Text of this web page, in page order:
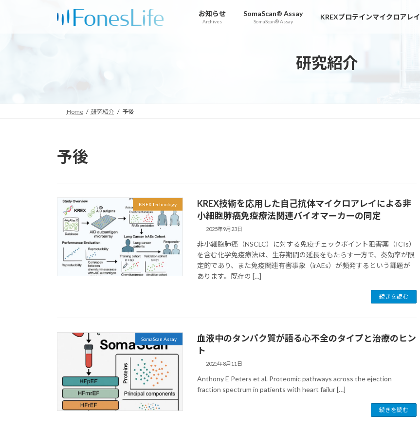
お知らせ
Archives
SomaScan® Assay
SomaScan® Assay
KREXプロテインマイクロアレイ
研究紹介
Home 研究紹介 予後
予後
KREX Technology
KREX技術を応用した自己抗体マイクロアレイによる非
小細胞肺癌免疫療法関連バイオマーカーの同定
2025年9月23日
非小細胞肺癌（NSCLC）に対する免疫チェックポイント阻害薬（ICIs）
を含む化学免疫療法は、生存期間の延長をもたらす一方で、奏効率が限
定的であり、また免疫関連有害事象（irAEs）が頻発するという課題が
あります。既存の […]
続きを読む
SomaScan Assay
血液中のタンパク質が語る心不全のタイプと治療のヒン
ト
2025年8月11日
Anthony E Peters et al. Proteomic pathways across the ejection
fraction spectrum in patients with heart failur […]
続きを読む